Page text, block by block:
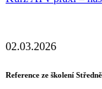
02.03.2026
Reference ze školení